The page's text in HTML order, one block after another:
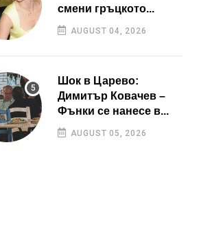
смени гръцкото...
AUGUST 04, 2026
Шок в Царево:
Димитър Ковачев –
Фънки се нанесе в...
AUGUST 05, 2026